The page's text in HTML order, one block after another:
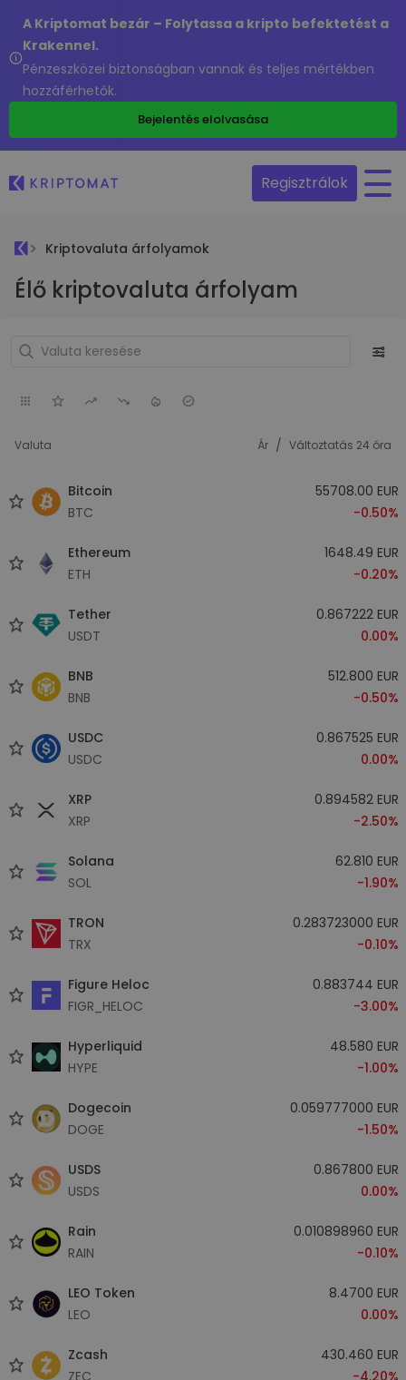
A Kriptomat bezár – Folytassa a kripto befektetést a
Krakennel.
Pénzeszközei biztonságban vannak és teljes mértékben
hozzáférhetők.
Bejelentés elolvasása
Regisztrálok
Kriptovaluta árfolyamok
Élő kriptovaluta árfolyam
Valuta Ár / Változtatás 24 óra
Bitcoin
BTC
55708.00 EUR
-0.50%
Ethereum
ETH
1648.49 EUR
-0.20%
Tether
USDT
0.867222 EUR
0.00%
BNB
BNB
512.800 EUR
-0.50%
USDC
USDC
0.867525 EUR
0.00%
XRP
XRP
0.894582 EUR
-2.50%
Solana
SOL
62.810 EUR
-1.90%
TRON
TRX
0.283723000 EUR
-0.10%
Figure Heloc
FIGR_HELOC
0.883744 EUR
-3.00%
Hyperliquid
HYPE
48.580 EUR
-1.00%
Dogecoin
DOGE
0.059777000 EUR
-1.50%
USDS
USDS
0.867800 EUR
0.00%
Rain
RAIN
0.010898960 EUR
-0.10%
LEO Token
LEO
8.4700 EUR
0.00%
Zcash
ZEC
430.460 EUR
-4.20%